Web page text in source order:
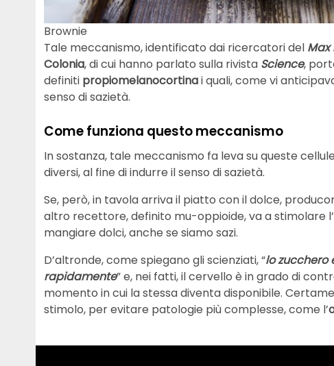
Brownie
Tale meccanismo, identificato dai ricercatori del Max
Colonia, di cui hanno parlato sulla rivista Science,
definiti propiomelanocortinai quali, come vi
senso di sazietà.
Come funziona questo meccanismo
In sostanza, tale meccanismo fa leva su queste
diversi, al fine di indurre il senso di sazietà.
Se, però, in tavola arriva il piatto con il dolce,
altro recettore, definito mu-oppioide, va a stimolare
mangiare dolci, anche se siamo sazi.
D’altronde, come spiegano gli scienziati, “lo zucchero
rapidamente” e, nei fatti, il cervello è in grado di
momento in cui la stessa diventa disponibile.
stimolo, per evitare patologie più complesse, come l’